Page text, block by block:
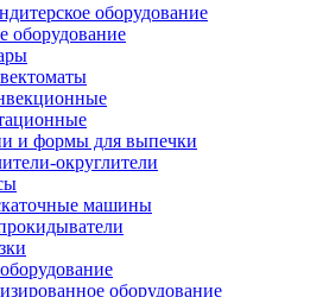
оборудование
оборудование
и формы для выпечки
округлители
машины
оборудование